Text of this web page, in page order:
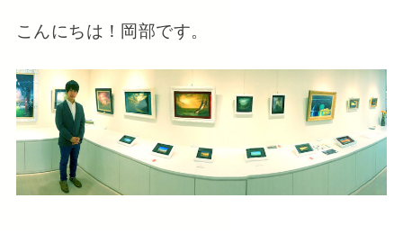
こんにちは！岡部です。